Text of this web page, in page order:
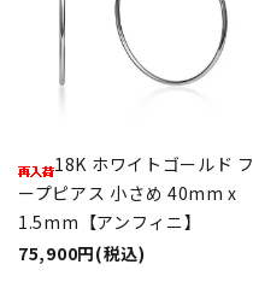
18K ホワイトゴールド フ
ープピアス 小さめ 40mm x
1.5mm【アンフィニ】
75,900円(税込)